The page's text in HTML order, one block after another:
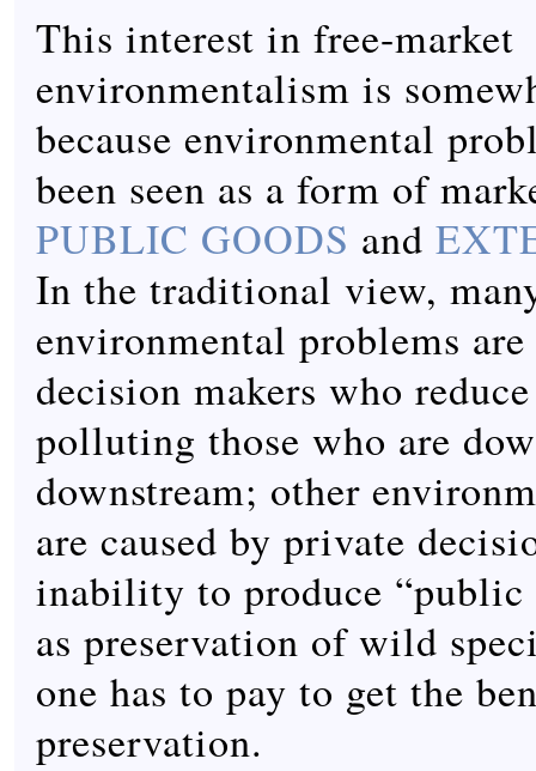
This interest in free-market
environmentalism is
because environmental
been seen as a form of
PUBLIC GOODS and
In the traditional view,
environmental problems are
decision makers who
polluting those who are
downstream; other
are caused by private
inability to produce “public
as preservation of wild
one has to pay to get the
preservation.